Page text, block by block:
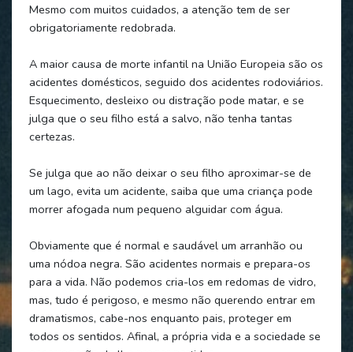
Mesmo com muitos cuidados, a atenção tem de ser
obrigatoriamente redobrada.
A maior causa de morte infantil na União Europeia são os
acidentes domésticos, seguido dos acidentes rodoviários.
Esquecimento, desleixo ou distração pode matar, e se
julga que o seu filho está a salvo, não tenha tantas
certezas.
Se julga que ao não deixar o seu filho aproximar-se de
um lago, evita um acidente, saiba que uma criança pode
morrer afogada num pequeno alguidar com água.
Obviamente que é normal e saudável um arranhão ou
uma nódoa negra. São acidentes normais e prepara-os
para a vida. Não podemos cria-los em redomas de vidro,
mas, tudo é perigoso, e mesmo não querendo entrar em
dramatismos, cabe-nos enquanto pais, proteger em
todos os sentidos. Afinal, a própria vida e a sociedade se